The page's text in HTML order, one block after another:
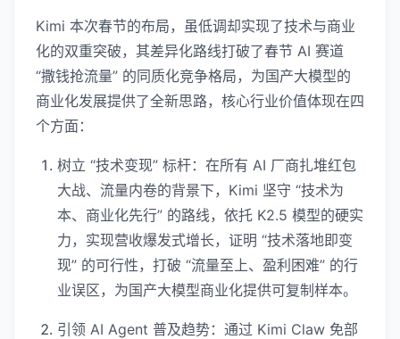
Kimi 本次春节的布局，虽低调却实现了技术与商业
化的双重突破，其差异化路线打破了春节 AI 赛道
“撒钱抢流量” 的同质化竞争格局，为国产大模型的
商业化发展提供了全新思路，核心行业价值体现在四
个方面：
树立 “技术变现” 标杆：在所有 AI 厂商扎堆红包
大战、流量内卷的背景下，Kimi 坚守 “技术为
本、商业化先行” 的路线，依托 K2.5 模型的硬实
力，实现营收爆发式增长，证明 “技术落地即变
现” 的可行性，打破 “流量至上、盈利困难” 的行
业误区，为国产大模型商业化提供可复制样本。
引领 AI Agent 普及趋势：通过 Kimi Claw 免部